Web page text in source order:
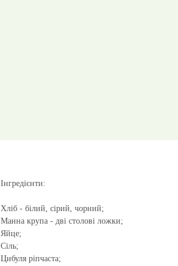
Інгредієнти:
Хліб - білий, сірий, чорний;
Манна крупа - дві столові ложки;
Яйце;
Сіль;
Цибуля ріпчаста;